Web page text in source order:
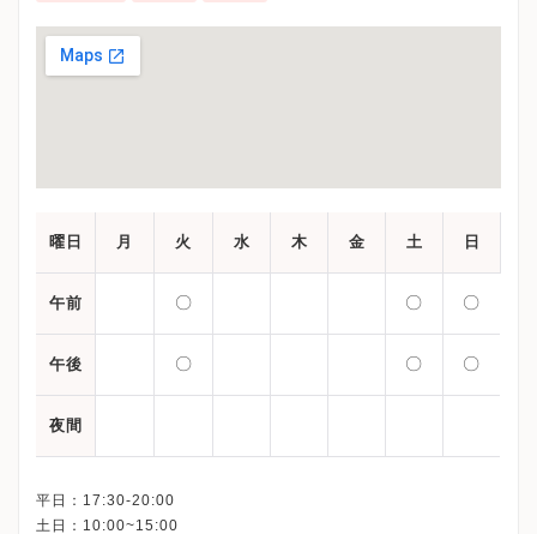
曜日 月 火 水 木 金 土 日
午前 〇 〇 〇
午後 〇 〇 〇
夜間
平日：17:30-20:00